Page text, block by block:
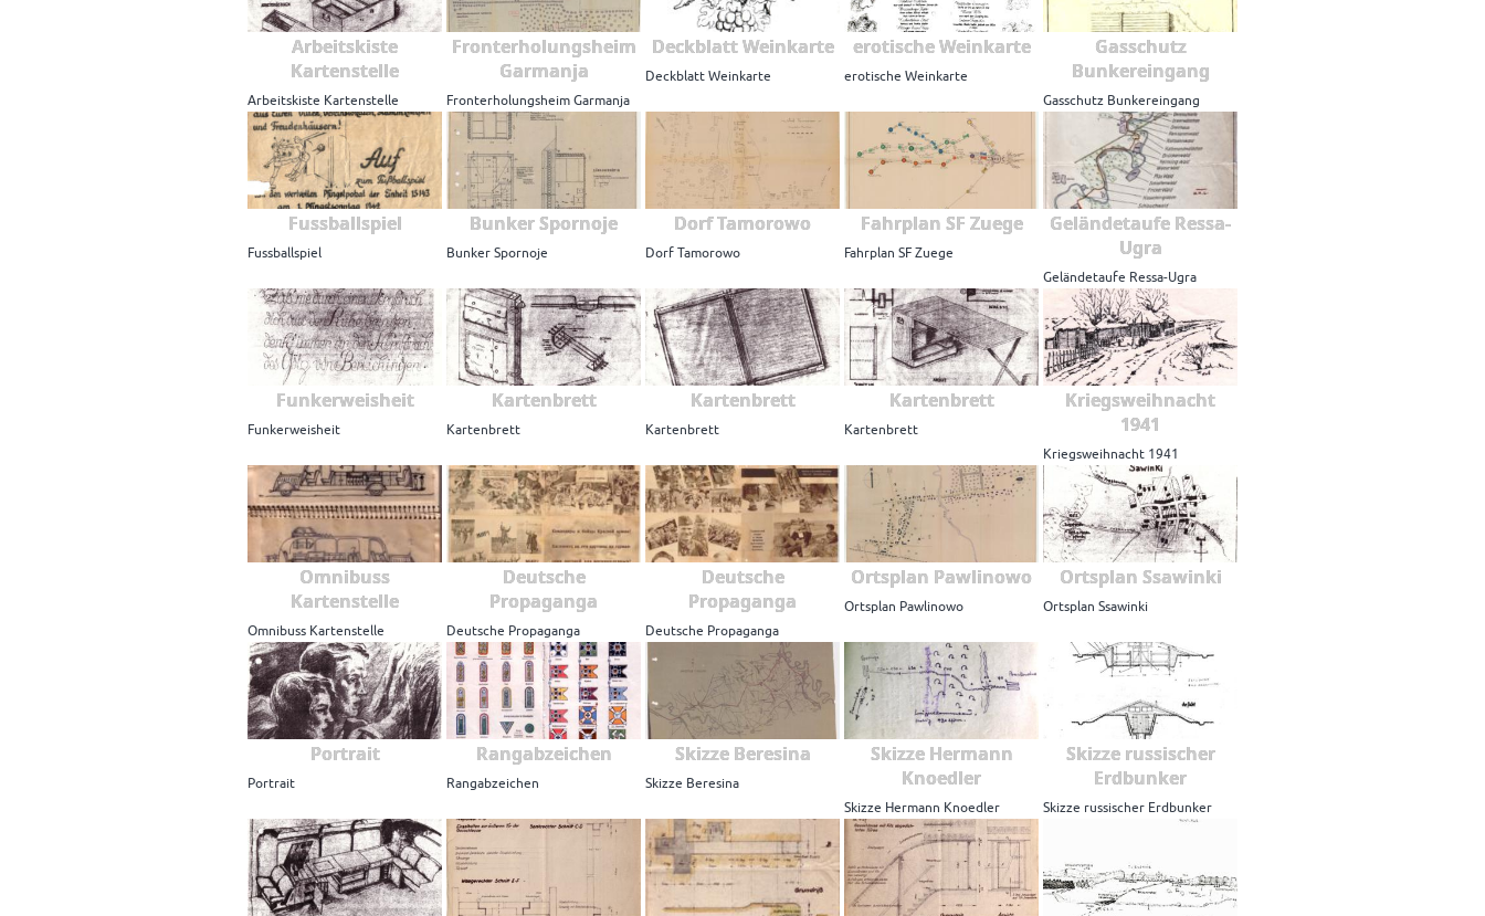
Arbeitskiste
Kartenstelle
Arbeitskiste Kartenstelle
Fronterholungsheim
Garmanja
Fronterholungsheim Garmanja
Deckblatt Weinkarte
Deckblatt Weinkarte
erotische Weinkarte
erotische Weinkarte
Gasschutz
Bunkereingang
Gasschutz Bunkereingang
Fussballspiel
Fussballspiel
Bunker Spornoje
Bunker Spornoje
Dorf Tamorowo
Dorf Tamorowo
Fahrplan SF Zuege
Fahrplan SF Zuege
Geländetaufe Ressa-
Ugra
Geländetaufe Ressa-Ugra
Funkerweisheit
Funkerweisheit
Kartenbrett
Kartenbrett
Kartenbrett
Kartenbrett
Kartenbrett
Kartenbrett
Kriegsweihnacht
1941
Kriegsweihnacht 1941
Omnibuss
Kartenstelle
Omnibuss Kartenstelle
Deutsche
Propaganga
Deutsche Propaganga
Deutsche
Propaganga
Deutsche Propaganga
Ortsplan Pawlinowo
Ortsplan Pawlinowo
Ortsplan Ssawinki
Ortsplan Ssawinki
Portrait
Portrait
Rangabzeichen
Rangabzeichen
Skizze Beresina
Skizze Beresina
Skizze Hermann
Knoedler
Skizze Hermann Knoedler
Skizze russischer
Erdbunker
Skizze russischer Erdbunker